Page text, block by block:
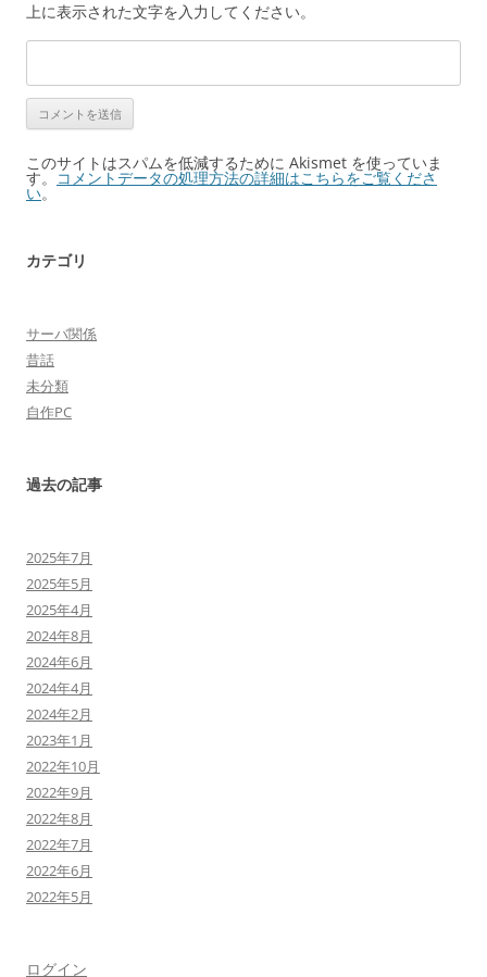
上に表示された文字を入力してください。
このサイトはスパムを低減するために Akismet を使っていま
す。 コメントデータの処理方法の詳細はこちらをご覧くださ
い。
カテゴリ
サーバ関係
昔話
未分類
自作PC
過去の記事
2025年7月
2025年5月
2025年4月
2024年8月
2024年6月
2024年4月
2024年2月
2023年1月
2022年10月
2022年9月
2022年8月
2022年7月
2022年6月
2022年5月
ログイン